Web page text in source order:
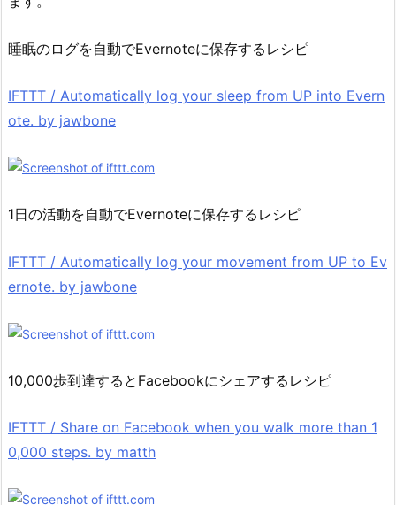
睡眠のログを自動でEvernoteに保存するレシピ
IFTTT / Automatically log your sleep from UP into Evern
ote. by jawbone
1日の活動を自動でEvernoteに保存するレシピ
IFTTT / Automatically log your movement from UP to Ev
ernote. by jawbone
10,000歩到達するとFacebookにシェアするレシピ
IFTTT / Share on Facebook when you walk more than 1
0,000 steps. by matth